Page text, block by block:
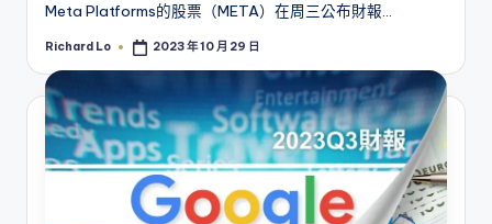
Meta Platforms的股票（META）在周三公布財報…
Posted
Richard Lo 2023 年 10 月 29 日